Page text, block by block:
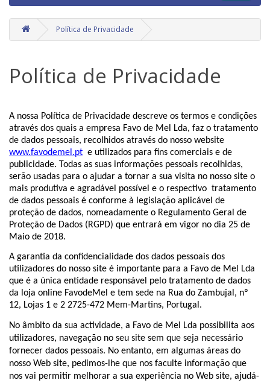
Política de Privacidade
Política de Privacidade
A nossa Política de Privacidade descreve os termos e condições
através dos quais a empresa Favo de Mel Lda, faz o tratamento
de dados pessoais, recolhidos através do nosso website
www.favodemel.pt e utilizados para fins comerciais e de
publicidade. Todas as suas informações pessoais recolhidas,
serão usadas para o ajudar a tornar a sua visita no nosso site o
mais produtiva e agradável possível e o respectivo tratamento
de dados pessoais é conforme à legislação aplicável de
proteção de dados, nomeadamente o Regulamento Geral de
Proteção de Dados (RGPD) que entrará em vigor no dia 25 de
Maio de 2018.
A garantia da confidencialidade dos dados pessoais dos
utilizadores do nosso site é importante para a Favo de Mel Lda
que é a única entidade responsável pelo tratamento de dados
da loja online FavodeMel e tem sede na Rua do Zambujal, nº
12, Lojas 1 e 2 2725-472 Mem-Martins, Portugal.
No âmbito da sua actividade, a Favo de Mel Lda possibilita aos
utilizadores, navegação no seu site sem que seja necessário
fornecer dados pessoais. No entanto, em algumas áreas do
nosso Web site, pedimos-lhe que nos faculte informação que
nos vai permitir melhorar a sua experiência no Web site, ajudá-